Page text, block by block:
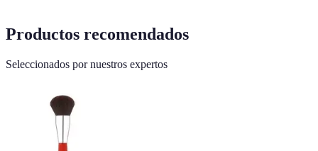
Productos recomendados
Seleccionados por nuestros expertos